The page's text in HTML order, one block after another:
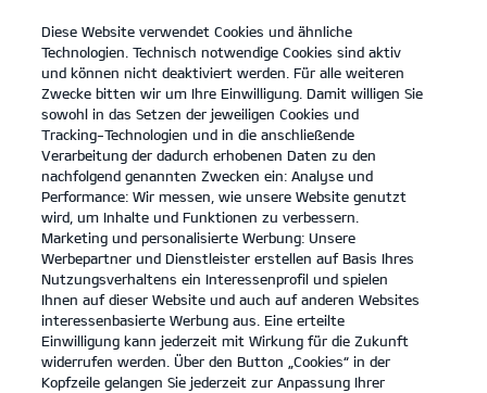
open
menu
KONTAKT
Diese Website verwendet Cookies und ähnliche
Technologien. Technisch notwendige Cookies sind aktiv
und können nicht deaktiviert werden. Für alle weiteren
Zwecke bitten wir um Ihre Einwilligung. Damit willigen Sie
sowohl in das Setzen der jeweiligen Cookies und
Tracking-Technologien und in die anschließende
Verarbeitung der dadurch erhobenen Daten zu den
nachfolgend genannten Zwecken ein: Analyse und
Performance: Wir messen, wie unsere Website genutzt
wird, um Inhalte und Funktionen zu verbessern.
Marketing und personalisierte Werbung: Unsere
Werbepartner und Dienstleister erstellen auf Basis Ihres
Nutzungsverhaltens ein Interessenprofil und spielen
Ihnen auf dieser Website und auch auf anderen Websites
interessenbasierte Werbung aus. Eine erteilte
Einwilligung kann jederzeit mit Wirkung für die Zukunft
widerrufen werden. Über den Button „Cookies“ in der
Kopfzeile gelangen Sie jederzeit zur Anpassung Ihrer